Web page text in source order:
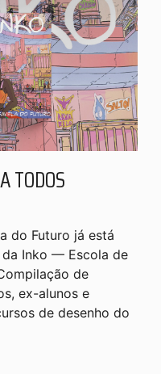
TODOS
do Futuro já está
Inko — Escola de
de
ex-alunos e
de desenho do